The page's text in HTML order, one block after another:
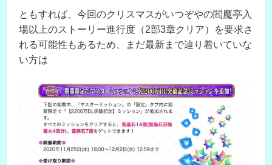
ともすれば、今回のクリスマスがいつぞやの閻魔亭入
場以上のストーリー進行度（2部3章クリア）を要求さ
れる可能性もあるため、まだ最新まで辿り着いていな
い方は